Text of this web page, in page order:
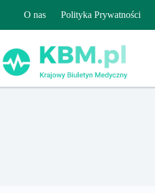
O nas Polityka Prywatności